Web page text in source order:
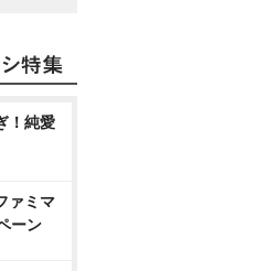
！純愛
ァミマ
ーン